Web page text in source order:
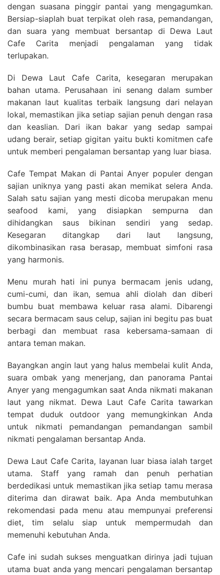
dengan suasana pinggir pantai yang mengagumkan.
Bersiap-siaplah buat terpikat oleh rasa, pemandangan,
dan suara yang membuat bersantap di Dewa Laut
Cafe Carita menjadi pengalaman yang tidak
terlupakan.
Di Dewa Laut Cafe Carita, kesegaran merupakan
bahan utama. Perusahaan ini senang dalam sumber
makanan laut kualitas terbaik langsung dari nelayan
lokal, memastikan jika setiap sajian penuh dengan rasa
dan keaslian. Dari ikan bakar yang sedap sampai
udang berair, setiap gigitan yaitu bukti komitmen cafe
untuk memberi pengalaman bersantap yang luar biasa.
Cafe Tempat Makan di Pantai Anyer populer dengan
sajian uniknya yang pasti akan memikat selera Anda.
Salah satu sajian yang mesti dicoba merupakan menu
seafood kami, yang disiapkan sempurna dan
dihidangkan saus bikinan sendiri yang sedap.
Kesegaran ditangkap dari laut langsung,
dikombinasikan rasa berasap, membuat simfoni rasa
yang harmonis.
Menu murah hati ini punya bermacam jenis udang,
cumi-cumi, dan ikan, semua ahli diolah dan diberi
bumbu buat membawa keluar rasa alami. Dibarengi
secara bermacam saus celup, sajian ini begitu pas buat
berbagi dan membuat rasa kebersama-samaan di
antara teman makan.
Bayangkan angin laut yang halus membelai kulit Anda,
suara ombak yang menerjang, dan panorama Pantai
Anyer yang mengagumkan saat Anda nikmati makanan
laut yang nikmat. Dewa Laut Cafe Carita tawarkan
tempat duduk outdoor yang memungkinkan Anda
untuk nikmati pemandangan pemandangan sambil
nikmati pengalaman bersantap Anda.
Dewa Laut Cafe Carita, layanan luar biasa ialah target
utama. Staff yang ramah dan penuh perhatian
berdedikasi untuk memastikan jika setiap tamu merasa
diterima dan dirawat baik. Apa Anda membutuhkan
rekomendasi pada menu atau mempunyai preferensi
diet, tim selalu siap untuk mempermudah dan
memenuhi kebutuhan Anda.
Cafe ini sudah sukses menguatkan dirinya jadi tujuan
utama buat anda yang mencari pengalaman bersantap